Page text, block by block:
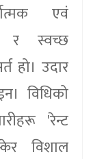
एवं
र स्वच्छ
हो। उदार
विधिको
'रेन्ट
विशाल